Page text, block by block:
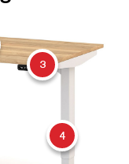
3
4